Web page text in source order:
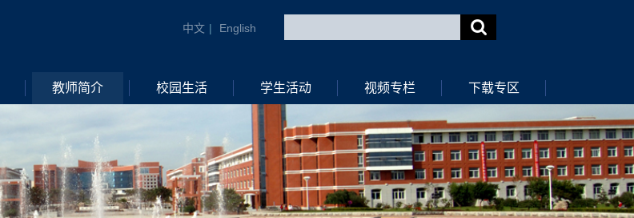
中文 | English
教师简介 校园生活 学生活动 视频专栏 下载专区